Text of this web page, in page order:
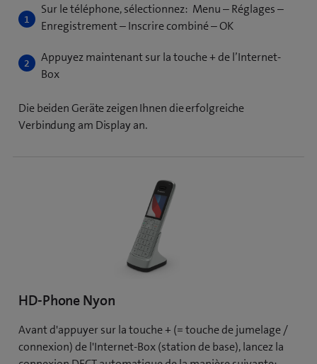
Sur le téléphone, sélectionnez: Menu – Réglages –
Enregistrement – Inscrire combiné – OK
Appuyez maintenant sur la touche + de l’Internet-
Box
Die beiden Geräte zeigen Ihnen die erfolgreiche
Verbindung am Display an.
HD-Phone Nyon
Avant d'appuyer sur la touche + (= touche de jumelage /
connexion) de l'Internet-Box (station de base), lancez la